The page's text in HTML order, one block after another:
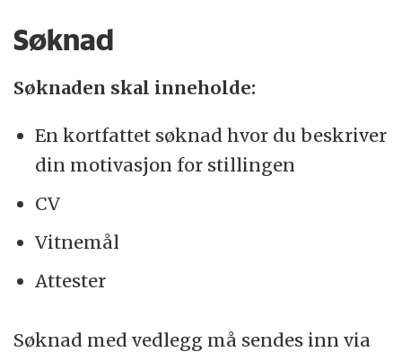
Søknad
Søknaden skal inneholde:
En kortfattet søknad hvor du beskriver
din motivasjon for stillingen
CV
Vitnemål
Attester
Søknad med vedlegg må sendes inn via